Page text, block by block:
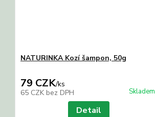
NATURINKA Kozí šampon, 50g
79 CZK/ks
65 CZK bez DPH Skladem
Detail